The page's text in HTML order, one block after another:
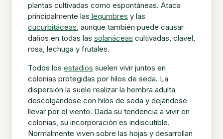
plantas cultivadas como espontáneas. Ataca
principalmente las legumbres y las
cucurbitáceas, aunque también puede causar
daños en todas las solanáceas cultivadas, clavel,
rosa, lechuga y frutales.
Todos los estadios suelen vivir juntos en
colonias protegidas por hilos de seda. La
dispersión la suele realizar la hembra adulta
descolgándose con hilos de seda y dejándose
llevar por el viento. Dada su tendencia a vivir en
colonias, su incorporación es indiscutible.
Normalmente viven sobre las hojas y desarrollan